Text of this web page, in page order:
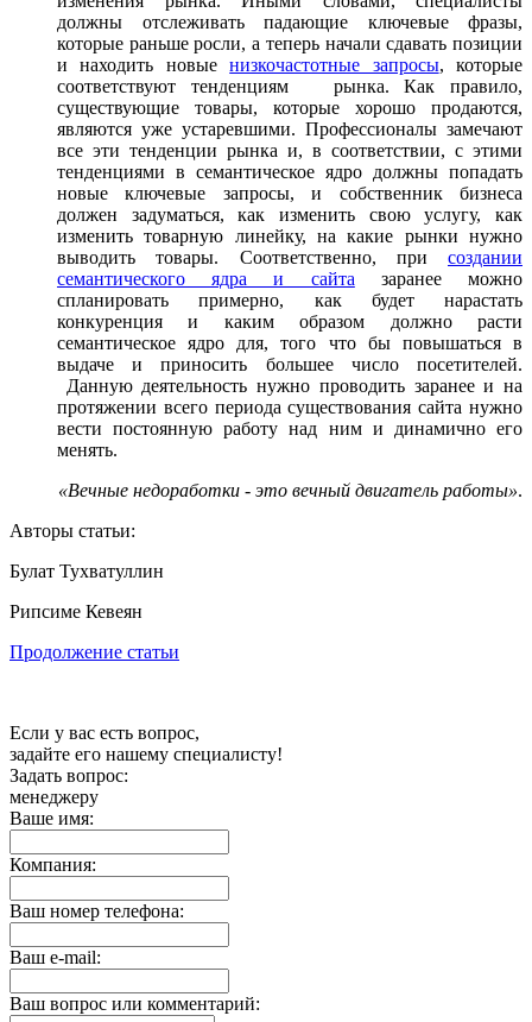
должны отслеживать падающие ключевые фразы,
которые раньше росли, а теперь начали сдавать позиции
и находить новыенизкочастотные запросы, которые
соответствуют тенденциям рынка. Как правило,
существующие товары, которые хорошо продаются,
являются уже устаревшими. Профессионалы замечают
все эти тенденции рынка и, в соответствии, с этими
тенденциями в семантическое ядро должны попадать
новые ключевые запросы, и собственник бизнеса
должен задуматься, как изменить свою услугу, как
изменить товарную линейку, на какие рынки нужно
выводить товары. Соответственно, при создании
семантического ядра и сайта заранее можно
спланировать примерно, как будет нарастать
конкуренция и каким образом должно расти
семантическое ядро для, того что бы повышаться в
выдаче и приносить большее число посетителей.
Данную деятельность нужно проводить заранее и на
протяжении всего периода существования сайта нужно
вести постоянную работу над ним и динамично его
менять.
«Вечные недоработки - это вечный двигатель работы».
Авторы статьи:
Булат Тухватуллин
Рипсиме Кевеян
Продолжение статьи
Если у вас есть вопрос,
задайте его нашему специалисту!
Задать вопрос:
менеджеру
Ваше имя:
Компания:
Ваш номер телефона:
Ваш e-mail:
Ваш вопрос или комментарий: